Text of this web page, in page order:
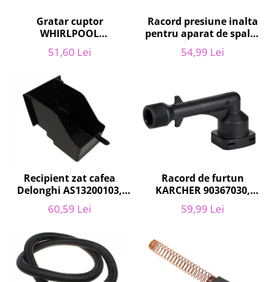
Servere, Componente & UPS
Telecomenzi garaj
Sport & Activitati in aer liber
Accesorii Fitness
Accesorii sportive
Articole Voiaj
Camping
Sporturi acvatice
Sporturi de interior
TV, Audio & Foto
Aparate Foto & Accesorii
Camere video si sport
Drone si Accesorii
Home Cinema & Audio
Gratar cuptor
WHIRLPOOL
481010657433, 37.5 x 44.2
cm
51,60 Lei
Racord presiune inalta
pentru aparat de spalat
cu presiune, KARCHER
9.013-355.0, K4/K5
54,99 Lei
Recipient zat cafea
Delonghi AS13200103,
ECAM21 - ECAM25
60,59 Lei
Racord de furtun
KARCHER 90367030,
pentru K2, K3
59,99 Lei